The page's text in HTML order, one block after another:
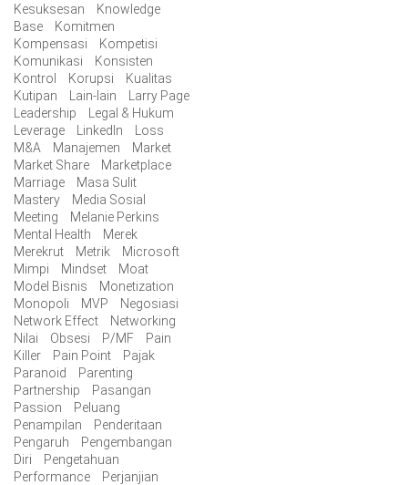
Kesuksesan
Knowledge
Base
Komitmen
Kompensasi
Kompetisi
Komunikasi
Konsisten
Kontrol
Korupsi
Kualitas
Kutipan
Lain-lain
Larry Page
Leadership
Legal & Hukum
Leverage
LinkedIn
Loss
M&A
Manajemen
Market
Market Share
Marketplace
Marriage
Masa Sulit
Mastery
Media Sosial
Meeting
Melanie Perkins
Mental Health
Merek
Merekrut
Metrik
Microsoft
Mimpi
Mindset
Moat
Model Bisnis
Monetization
Monopoli
MVP
Negosiasi
Network Effect
Networking
Nilai
Obsesi P/MF
Pain
Killer
Pain Point
Pajak
Paranoid
Parenting
Partnership
Pasangan
Passion
Peluang
Penampilan
Penderitaan
Pengaruh
Pengembangan
Diri
Pengetahuan
Performance
Perjanjian